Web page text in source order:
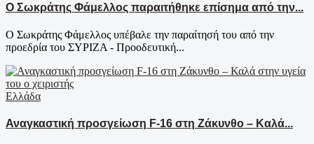
Ο Σωκράτης Φάμελλος παραιτήθηκε επίσημα από την...
Ο Σωκράτης Φάμελλος υπέβαλε την παραίτησή του από την
προεδρία του ΣΥΡΙΖΑ - Προοδευτική...
Ελλάδα
Αναγκαστική προσγείωση F-16 στη Ζάκυνθο – Καλά...